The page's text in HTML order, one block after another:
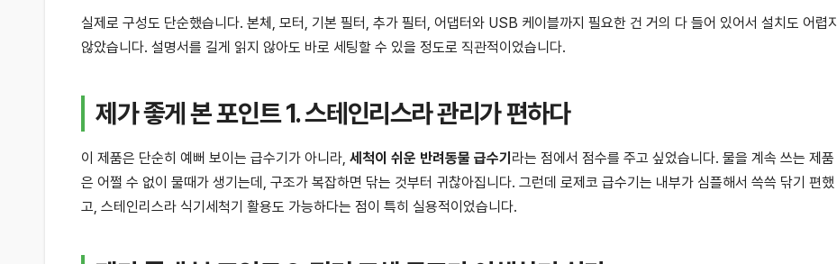
실제로 구성도 단순했습니다. 본체, 모터, 기본 필터, 추가 필터, 어댑터와 USB 케이블까지 필요한 건 거의 다 들어 있어서 설치도 어렵지
않았습니다. 설명서를 길게 읽지 않아도 바로 세팅할 수 있을 정도로 직관적이었습니다.
제가 좋게 본 포인트 1. 스테인리스라 관리가 편하다
이 제품은 단순히 예뻐 보이는 급수기가 아니라, 세척이 쉬운 반려동물 급수기 라는 점에서 점수를 주고 싶었습니다. 물을 계속 쓰는 제품
은 어쩔 수 없이 물때가 생기는데, 구조가 복잡하면 닦는 것부터 귀찮아집니다. 그런데 로제코 급수기는 내부가 심플해서 쓱쓱 닦기 편했
고, 스테인리스라 식기세척기 활용도 가능하다는 점이 특히 실용적이었습니다.